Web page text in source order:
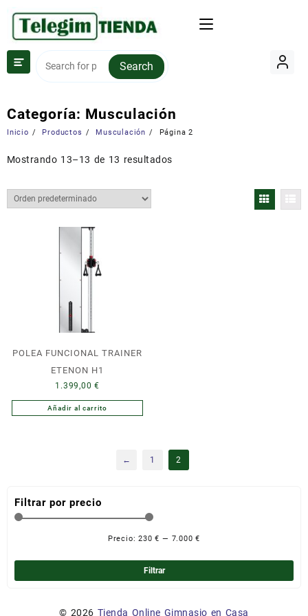
contenido
Search
Categoría: Musculación
Inicio Productos Musculación Página 2
Mostrando 13–13 de 13 resultados
POLEA FUNCIONAL TRAINER
ETENON H1
1.399,00€
Añadir al carrito
← 1 2
Filtrar por precio
Filtrar
Precio:230 € — 7.000 €
© 2026 Tienda Online Gimnasio en Casa